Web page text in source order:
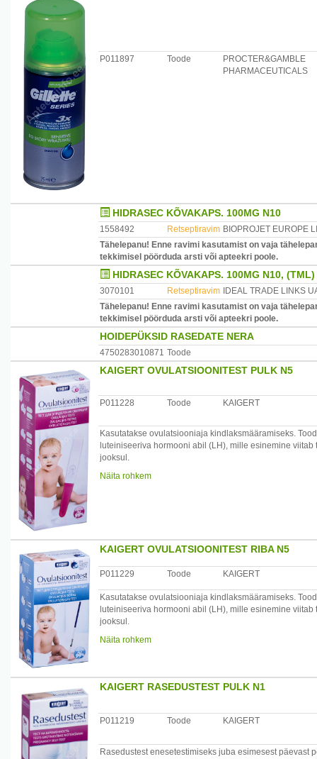
P011897 Toode
PROCTER&GAMBLE
PHARMACEUTICALS
HIDRASEC KÕVAKAPS. 100MG N10
1558492 Retseptiravim BIOPROJET EUROPE
Tähelepanu! Enne ravimi kasutamist on vaja
tekkimisel pöörduda arsti või apteekri poole.
HIDRASEC KÕVAKAPS. 100MG N10, (TML)
3070101 Retseptiravim
IDEAL TRADE LINKS
Tähelepanu! Enne ravimi kasutamist on vaja
tekkimisel pöörduda arsti või apteekri poole.
HOIDEPÜKSID RASEDATE NERA
4750283010871 Toode
KAIGERT OVULATSIOONITEST PULK N5
P011228 Toode KAIGERT
Kasutatakse ovulatsiooniaja kindlaksmääramiseks.
luteiniseeriva hormooni abil (LH), mille esinemine
jooksul.
põhineb antigeeni kahekordsel sandwich-meetodil ja
Meditsiiniseade. Hoolikalt lugege läbi kasutusjuhend.
Tootja: AS Kaigert,Haigla 4a, Maardu linn, Harju
Näita rohkem
KAIGERT OVULATSIOONITEST RIBA N5
P011229 Toode KAIGERT
Kasutatakse ovulatsiooniaja kindlaksmääramiseks.
luteiniseeriva hormooni abil (LH), mille esinemine
jooksul.
põhineb antigeeni kahekordsel sandwich-meetodil ja
Tootja: AS Kaigert,Haigla 4a, Maardu linn, Harju
Näita rohkem
KAIGERT RASEDUSTEST PULK N1
P011219 Toode KAIGERT
Rasedustest enesetestimiseks juba esimesest päevast